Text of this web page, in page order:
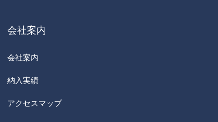
会社案内
会社案内
納入実績
アクセスマップ